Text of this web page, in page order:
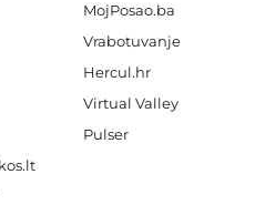
MojPosao.ba
Vrabotuvanje
Hercul.hr
Virtual Valley
Pulser